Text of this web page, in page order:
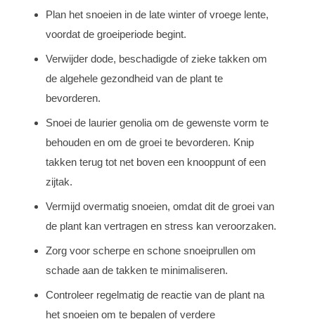
Plan het snoeien in de late winter of vroege lente,
voordat de groeiperiode begint.
Verwijder dode, beschadigde of zieke takken om
de algehele gezondheid van de plant te
bevorderen.
Snoei de laurier genolia om de gewenste vorm te
behouden en om de groei te bevorderen. Knip
takken terug tot net boven een knooppunt of een
zijtak.
Vermijd overmatig snoeien, omdat dit de groei van
de plant kan vertragen en stress kan veroorzaken.
Zorg voor scherpe en schone snoeiprullen om
schade aan de takken te minimaliseren.
Controleer regelmatig de reactie van de plant na
het snoeien om te bepalen of verdere